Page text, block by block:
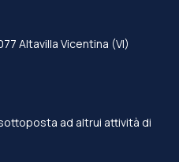
Altavilla Vicentina (VI)
ad altrui attività di